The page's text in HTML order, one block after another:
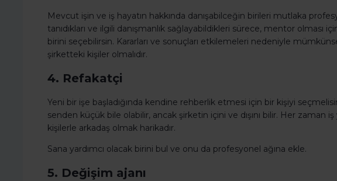
Mevcut işin ve iş hayatın hakkında danışabilceğin birileri mutlaka
tanıdıkları ve ilgili danışmanlık sağlayabildikleri sürece, mentor olması
birini seçebilirsin. Kararları ve sonuçları etkilemeleri nedeniyle
şirketteki kişiler olmalıdır.
4. Refakatçi
Yeni bir işe başladığında kendine rehberlik etmesi için bir kişiyi
senden küçük bile olabilir, ancak şirketin içini ve dışını bilir. Her zaman
kişilerle arkadaş olmak harikadır.
Sana yardımcı olacak birini bul ve onu da profesyonel ağına ekle.
5. Değişim ajanı